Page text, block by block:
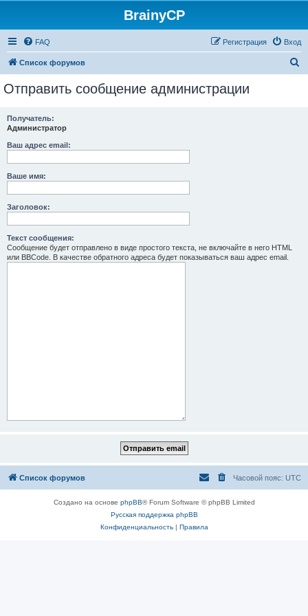
BrainyCP
FAQ Вход
Регистрация
Список форумов
Отправить сообщение администрации
Получатель:
Администратор
Ваш адрес email:
Ваше имя:
Заголовок:
Текст сообщения:
Сообщение будет отправлено в виде простого текста, не включайте в него HTML
или BBCode. В качестве обратного адреса будет показываться ваш адрес email.
Список форумов Часовой пояс: UTC
Создано на основе phpBB® Forum Software © phpBB Limited
Русская поддержка phpBB
Конфиденциальность| Правила